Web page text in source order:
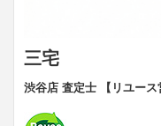
三宅
渋谷店 査定士 【リユース